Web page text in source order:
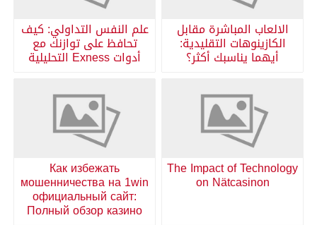
الالعاب المباشرة مقابل
الكازينوهات التقليدية:
أيهما يناسبك أكثر؟
علم النفس التداولي: كيف
تحافظ على توازنك مع
أدوات Exness التحليلية
The Impact of Technology
on Nätcasinon
Как избежать
мошенничества на 1win
официальный сайт:
Полный обзор казино